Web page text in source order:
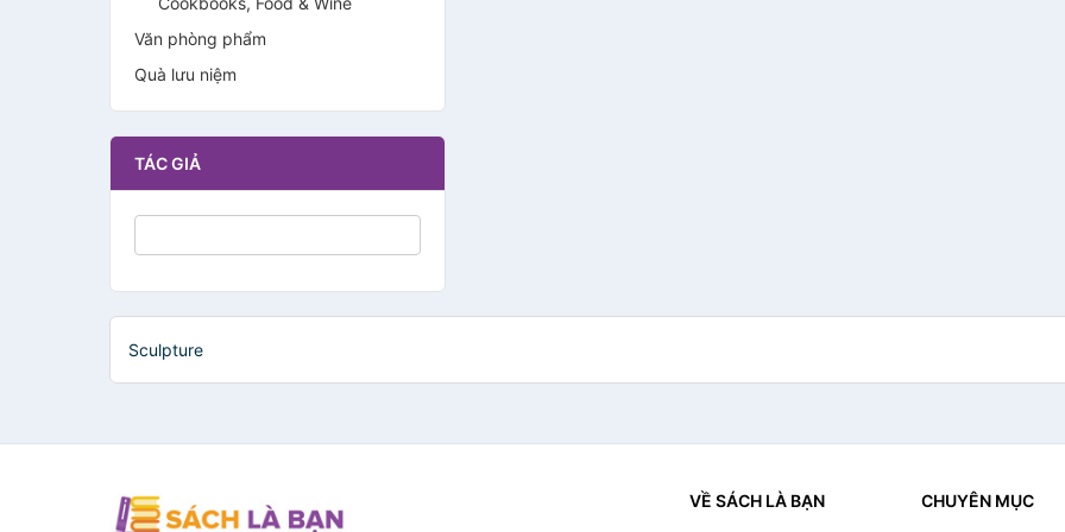
Văn phòng phẩm
Quà lưu niệm
TÁC GIẢ
Sculpture
VỀ SÁCH LÀ BẠN CHUYÊN MỤC